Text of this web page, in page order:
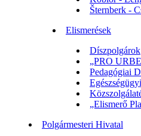
Šternberk -
Elismerések
Díszpolgárok
„PRO
Pedagógiai
„Elismerő
Polgármesteri Hivatal